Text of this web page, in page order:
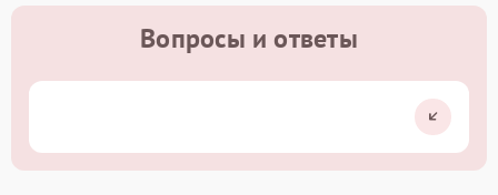
Вопросы и ответы